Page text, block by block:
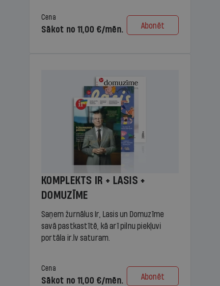
Cena
Sākot no 11,00 €/mēn. Abonēt
KOMPLEKTS IR + LASIS +
DOMUZĪME
Saņem žurnālus Ir, Lasis un Domuzīme
savā pastkastītē, kā arī pilnu piekļuvi
portāla ir.lv saturam.
Cena
Sākot no 11,00 €/mēn. Abonēt